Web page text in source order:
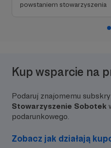
powstaniem stowarzyszenia
Kup wsparcie na
Podaruj znajomemu
Stowarzyszenie Sobotek
podarunkowego.
Zobacz jak działają